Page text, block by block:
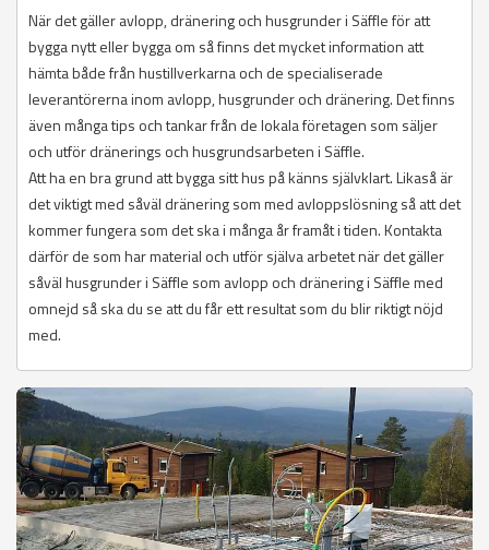
När det gäller avlopp, dränering och husgrunder i Säffle för att
bygga nytt eller bygga om så finns det mycket information att
hämta både från hustillverkarna och de specialiserade
leverantörerna inom avlopp, husgrunder och dränering. Det finns
även många tips och tankar från de lokala företagen som säljer
och utför dränerings och husgrundsarbeten i Säffle.
Att ha en bra grund att bygga sitt hus på känns självklart. Likaså är
det viktigt med såväl dränering som med avloppslösning så att det
kommer fungera som det ska i många år framåt i tiden. Kontakta
därför de som har material och utför själva arbetet när det gäller
såväl husgrunder i Säffle som avlopp och dränering i Säffle med
omnejd så ska du se att du får ett resultat som du blir riktigt nöjd
med.